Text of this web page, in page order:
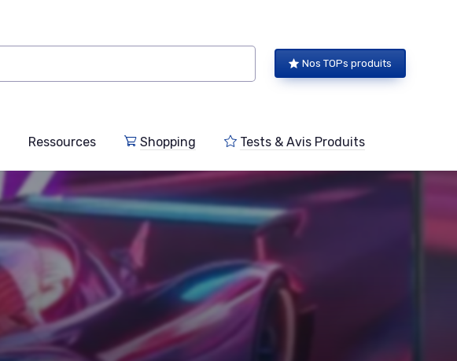
Nos TOPs produits
Ressources Shopping Tests & Avis Produits